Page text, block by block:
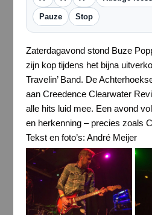
Pauze Stop
Zaterdagavond stond Buze
zijn kop tijdens het bijna
Travelin’ Band. De
aan Creedence Clearwater
alle hits luid mee. Een avond
en herkenning – precies zoals
Tekst en foto’s: André Meijer